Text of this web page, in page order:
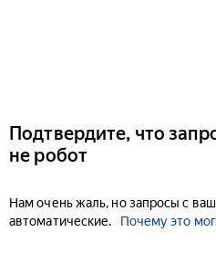
Подтвердите, что
не робот
Нам очень жаль, но запросы с
автоматические.
Почему это